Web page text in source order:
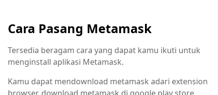
Cara Pasang Metamask
Tersedia beragam cara yang dapat kamu ikuti untuk
menginstall aplikasi Metamask.
Kamu dapat mendownload metamask adari extension